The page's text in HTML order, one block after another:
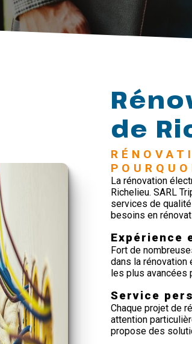
de
La rénovation
Richelieu. SARL
services de
besoins en
Expérience
Fort de
dans la
les plus avancées
Service
Chaque projet de
attention
propose des